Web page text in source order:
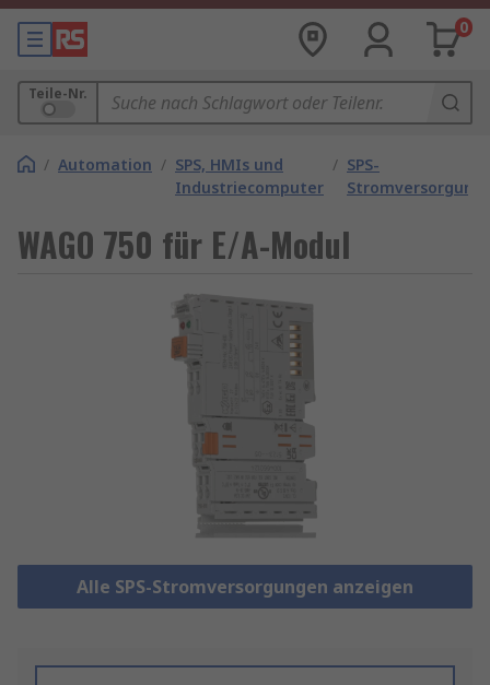
0
Teile-Nr.
/ Automation / SPS, HMIs und
Industriecomputer
/ SPS-
WAGO 750 für E/A-Modul
Alle SPS-Stromversorgungen anzeigen